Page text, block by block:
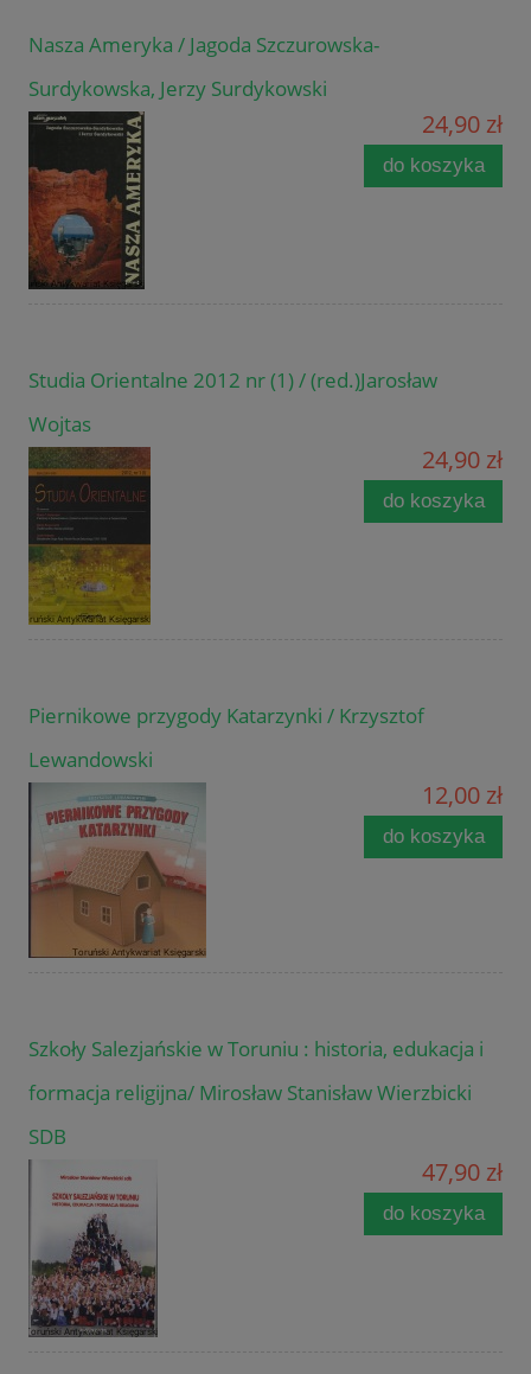
Nasza Ameryka / Jagoda Szczurowska-
Surdykowska, Jerzy Surdykowski
24,90 zł
do koszyka
Studia Orientalne 2012 nr (1) / (red.)Jarosław
Wojtas
24,90 zł
do koszyka
Piernikowe przygody Katarzynki / Krzysztof
Lewandowski
12,00 zł
do koszyka
Szkoły Salezjańskie w Toruniu : historia, edukacja i
formacja religijna/ Mirosław Stanisław Wierzbicki
SDB
47,90 zł
do koszyka